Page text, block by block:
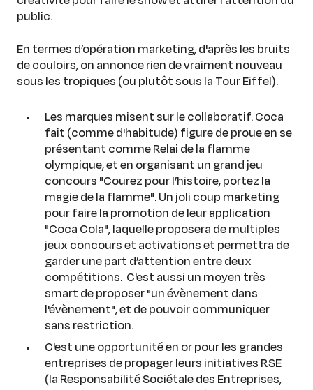
public.
En termes d’opération marketing, d'après les bruits
de couloirs, on annonce rien de vraiment nouveau
sous les tropiques (ou plutôt sous la Tour Eiffel).
Les marques misent sur le collaboratif. Coca
fait (comme d'habitude) figure de proue en se
présentant comme Relai de la flamme
olympique, et en organisant un grand jeu
concours "Courez pour l’histoire, portez la
magie de la flamme". Un joli coup marketing
pour faire la promotion de leur application
"Coca Cola", laquelle proposera de multiples
jeux concours et activations et permettra de
garder une part d’attention entre deux
compétitions. C'est aussi un moyen très
smart de proposer "un évènement dans
l'évènement", et de pouvoir communiquer
sans restriction.
C'est une opportunité en or pour les grandes
entreprises de propager leurs initiatives RSE
(la Responsabilité Sociétale des Entreprises,